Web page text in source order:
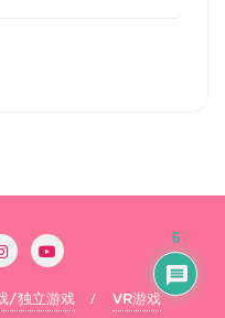
/独立游戏
VR游戏
6